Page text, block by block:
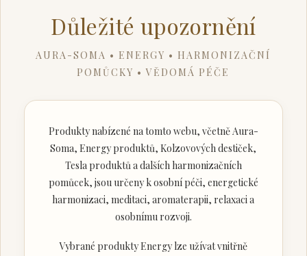
Důležité upozornění
AURA-SOMA • ENERGY • HARMONIZAČNÍ
POMŮCKY • VĚDOMÁ PÉČE
Produkty nabízené na tomto webu, včetně Aura-
Soma, Energy produktů, Kolzovových destiček,
Tesla produktů a dalších harmonizačních
pomůcek, jsou určeny k osobní péči, energetické
harmonizaci, meditaci, aromaterapii, relaxaci a
osobnímu rozvoji.
Vybrané produkty Energy lze užívat vnitřně